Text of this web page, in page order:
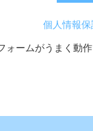
個人情報
ームがうまく動作